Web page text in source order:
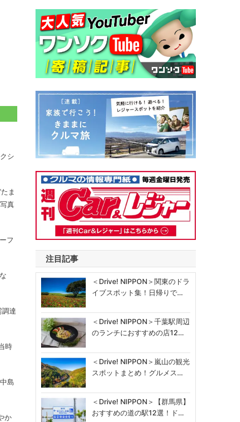
シ
ま
真
フ
達
時
島
か
注目記事
＜Drive! NIPPON＞関東のドラ
イブスポット集！日帰りで…
＜Drive! NIPPON＞千葉駅周辺
のランチにおすすめの店12…
＜Drive! NIPPON＞嵐山の観光
スポットまとめ！グルメス…
＜Drive! NIPPON＞【群馬県】
おすすめの道の駅12選！ド…